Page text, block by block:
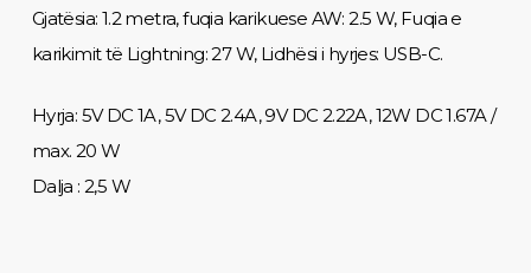
Gjatësia: 1.2 metra, fuqia karikuese AW: 2.5 W, Fuqia e
karikimit të Lightning: 27 W, Lidhësi i hyrjes: USB-C.
Hyrja: 5V DC 1A, 5V DC 2.4A, 9V DC 2.22A, 12W DC 1.67A /
max. 20 W
Dalja : 2,5 W